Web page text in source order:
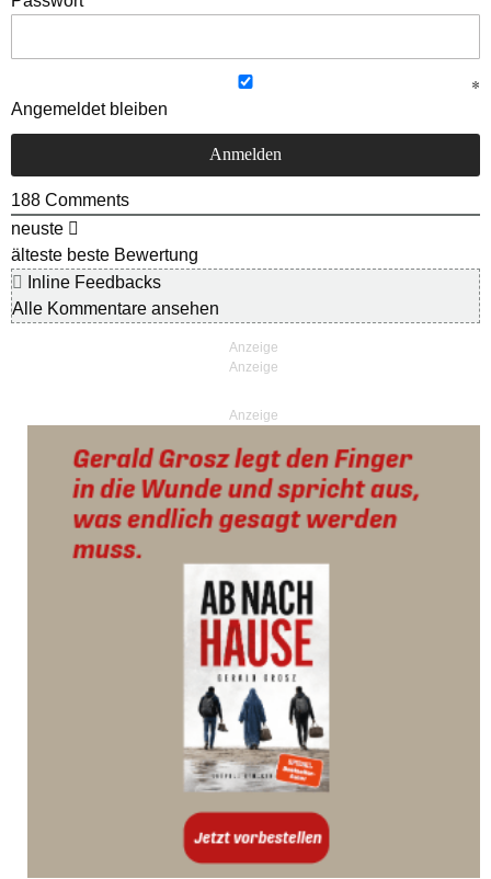
Angemeldet bleiben
188 Comments
neuste
älteste beste Bewertung
Inline Feedbacks
Alle Kommentare ansehen
Anzeige